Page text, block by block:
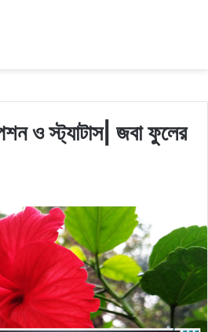
ও স্ট্যাটাস| জবা ফুলের